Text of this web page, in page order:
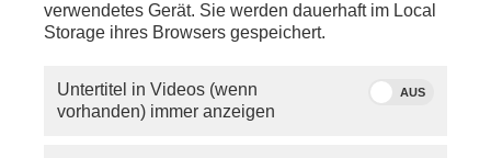
verwendetes Gerät. Sie werden dauerhaft im Local
Storage ihres Browsers gespeichert.
Untertitel in Videos (wenn
vorhanden) immer anzeigen
AUS